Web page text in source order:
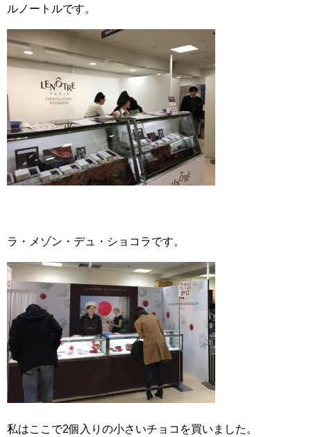
ルノートルです。
ラ・メゾン・デュ・ショコラです。
私はここで2個入りの小さいチョコを買いました。